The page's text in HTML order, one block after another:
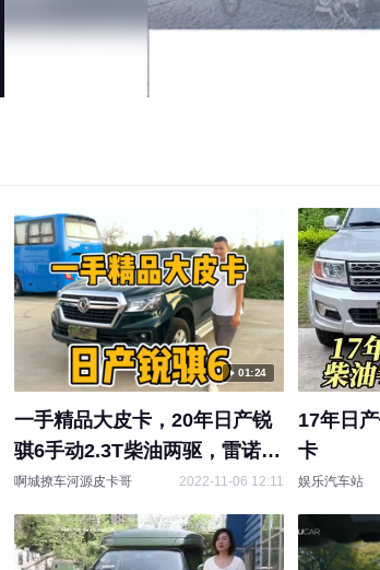
01:24
一手精品大皮卡，20年日产锐
骐6手动2.3T柴油两驱，雷诺动
力果然够猛！#二手车#日产锐
骐6
啊城撩车河源皮卡哥 2022-11-06 12:11
17年日
卡
娱乐汽车站